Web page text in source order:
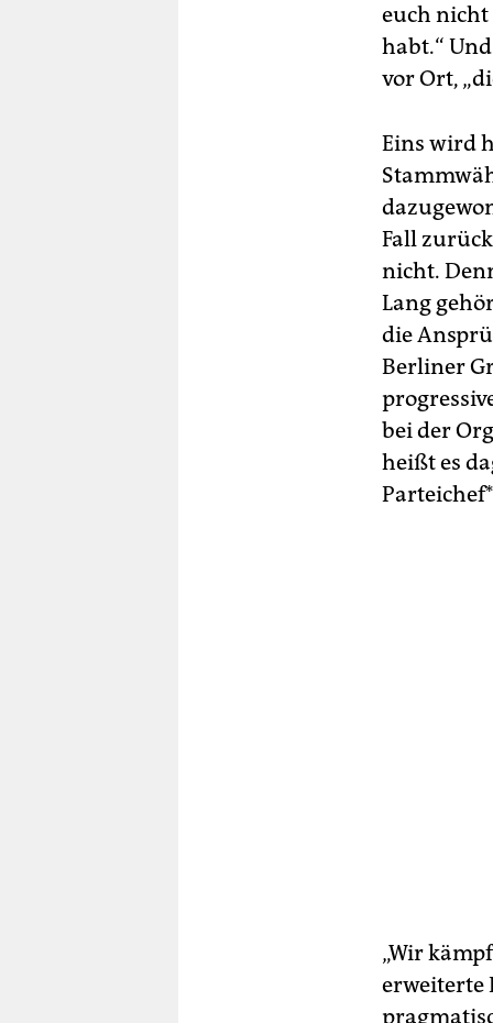
euch
habt.“
vor Ort,
Eins wird
Fall
nicht.
Lang
die
Berliner
bei der
heißt es
„Wir
erweiterte